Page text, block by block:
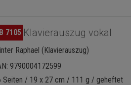
7105 Klavierauszug vokal
Raphael (Klavierauszug)
9790004172599
Seiten / 19 x 27 cm / 111 g / geheftet